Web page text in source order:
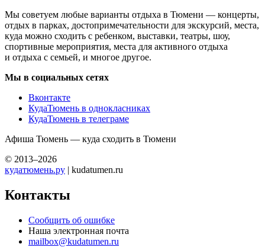
Мы советуем любые варианты отдыха в Тюмени — концерты,
отдых в парках, достопримечательности для экскурсий, места,
куда можно сходить с ребенком, выставки, театры, шоу,
спортивные мероприятия, места для активного отдыха
и отдыха с семьей, и многое другое.
Мы в социальных сетях
Вконтакте
КудаТюмень в однокласниках
КудаТюмень в телеграме
Афиша Тюмень — куда сходить в Тюмени
© 2013–2026
кудатюмень.ру | kudatumen.ru
Контакты
Сообщить об ошибке
Наша электронная почта
mailbox@kudatumen.ru